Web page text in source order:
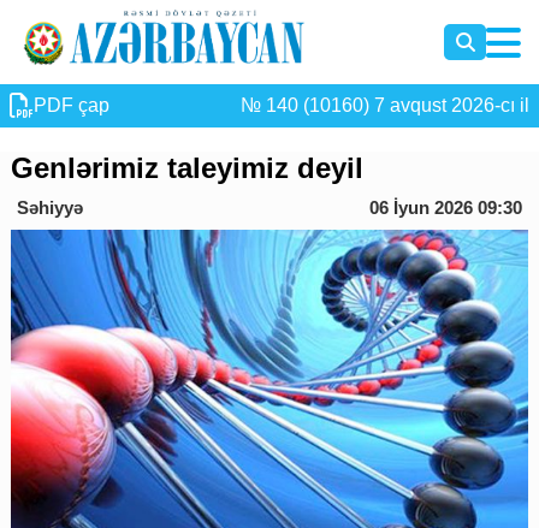
PDF çap № 140 (10160) 7 avqust 2026-cı il
Genlərimiz taleyimiz deyil
Səhiyyə 06 İyun 2026 09:30